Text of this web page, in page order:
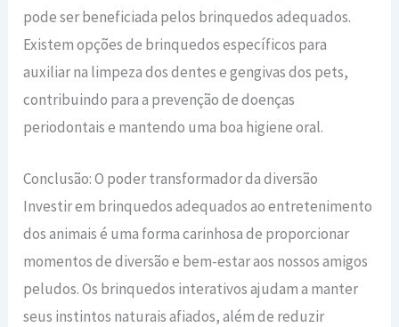
pode ser beneficiada pelos brinquedos adequados.
Existem opções de brinquedos específicos para
auxiliar na limpeza dos dentes e gengivas dos pets,
contribuindo para a prevenção de doenças
periodontais e mantendo uma boa higiene oral.
Conclusão: O poder transformador da diversão
Investir em brinquedos adequados ao entretenimento
dos animais é uma forma carinhosa de proporcionar
momentos de diversão e bem-estar aos nossos amigos
peludos. Os brinquedos interativos ajudam a manter
seus instintos naturais afiados, além de reduzir